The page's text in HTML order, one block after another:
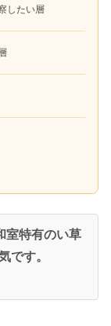
したい層
室特有のい草
です。